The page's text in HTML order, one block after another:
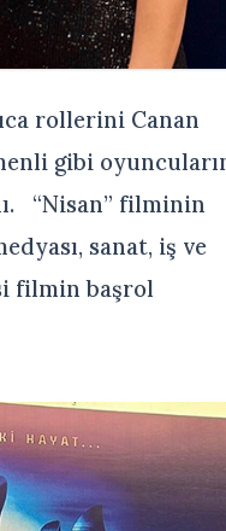
rollerini Canan
gibi
“Nisan” filminin
sanat, iş ve
filmin başrol